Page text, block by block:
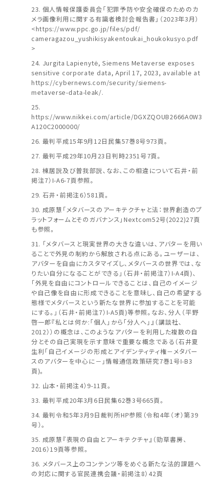
個人情報保護委員会「犯罪予防や安全確保のためのカ
メラ画像利用に関する有識者検討会報告書」（2023年3月）
<https://www.ppc.go.jp/files/pdf/
cameragazou_yushikisyakentoukai_houkokusyo.pdf
>
Jurgita Lapienytė, Siemens Metaverse exposes
sensitive corporate data, April 17, 2023, available at
https://cybernews.com/security/siemens-
metaverse-data-leak/.
https://www.nikkei.com/article/DGXZQOUB2666A0W3
A120C2000000/
最判平成15年9月12日民集57巻8号973頁。
最判平成29年10月23日判時2351号7頁。
棟居説及び曽我部説、なお、この相違について石井・前
掲注7）I-A6-7頁参照。
石井・前掲注6）581頁。
成原慧「メタバースのアーキテクチャと法：世界創造のプ
ラットフォームとそのガバナンス」Nextcom52号(2022)27頁
も参照。
「メタバースと現実世界の大きな違いは、アバターを用い
ることで外見の制約から解放される点にある。ユーザーは、
アバターを自由にカスタマイズし、メタバースの世界では、な
りたい自分になることができる」（石井・前掲注7）I-A4頁)、
「外見を自由にコントロールできることは、自己のイメージ
や自己像を自由に形成できることを意味し、自己の希望する
態様でメタバースという新たな世界に参加することを可能
にする。」（石井・前掲注7）I-A5頁)等参照。なお、分人（平野
啓一郎『私とは何か:「個人」から「分人へ」』（講談社、
2012））の概念は、このようなアバターを利用した複数の自
分とその自己実現を示す意味で重要な概念である（石井夏
生利「自己イメージの形成とアイデンティティ権－メタバー
スのアバターを中心に－」情報通信政策研究7巻1号I-B3
頁)。
山本・前掲注4）9-11頁。
最判平成20年3月6日民集62巻3号665頁。
最判令和5年3月9日裁判所HP参照（令和4年（オ）第39
号）。
成原慧『表現の自由とアーキテクチャ』（勁草書房、
2016）19頁等参照。
メタバース上のコンテンツ等をめぐる新たな法的課題へ
の対応に関する官民連携会議・前掲注8）42頁